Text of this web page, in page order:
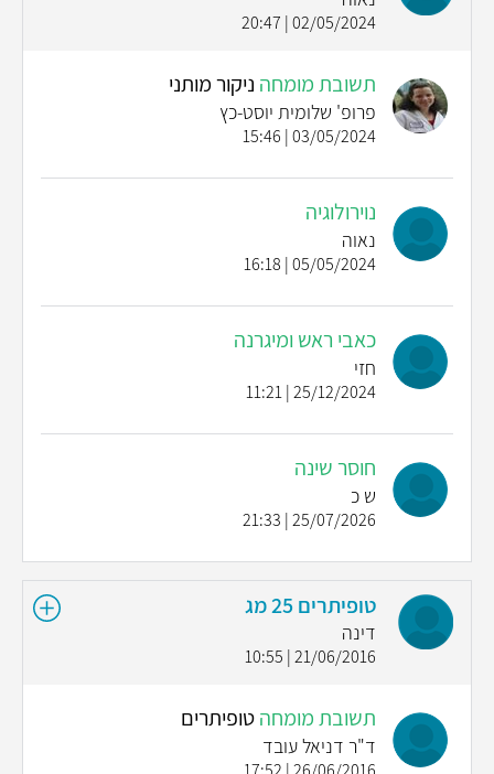
02/05/2024 | 20:47
תשובת מומחה ניקור מותני
פרופ' שלומית יוסט-כץ
03/05/2024 | 15:46
נוירולוגיה
נאוה
05/05/2024 | 16:18
כאבי ראש ומיגרנה
חזי
25/12/2024 | 11:21
חוסר שינה
ש כ
25/07/2026 | 21:33
טופיתרים 25 מג
דינה
21/06/2016 | 10:55
תשובת מומחהטופיתרים
ד"ר דניאל עובד